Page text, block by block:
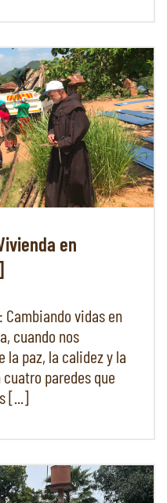
en
Cambiando vidas en
cuando nos
la paz, la calidez y la
paredes que
[...]